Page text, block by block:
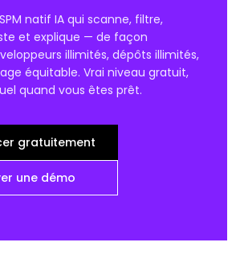
natif IA qui scanne, filtre,
et explique — de façon
illimités, dépôts illimités,
équitable. Vrai niveau gratuit,
quand vous êtes prêt.
gratuitement
une démo